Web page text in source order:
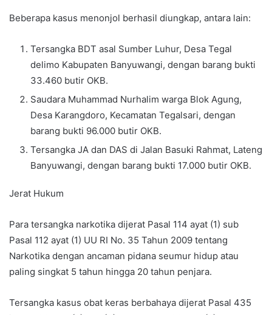
Beberapa kasus menonjol berhasil diungkap, antara lain:
Tersangka BDT asal Sumber Luhur, Desa Tegal
delimo Kabupaten Banyuwangi, dengan barang bukti
33.460 butir OKB.
Saudara Muhammad Nurhalim warga Blok Agung,
Desa Karangdoro, Kecamatan Tegalsari, dengan
barang bukti 96.000 butir OKB.
Tersangka JA dan DAS di Jalan Basuki Rahmat, Lateng
Banyuwangi, dengan barang bukti 17.000 butir OKB.
Jerat Hukum
Para tersangka narkotika dijerat Pasal 114 ayat (1) sub
Pasal 112 ayat (1) UU RI No. 35 Tahun 2009 tentang
Narkotika dengan ancaman pidana seumur hidup atau
paling singkat 5 tahun hingga 20 tahun penjara.
Tersangka kasus obat keras berbahaya dijerat Pasal 435